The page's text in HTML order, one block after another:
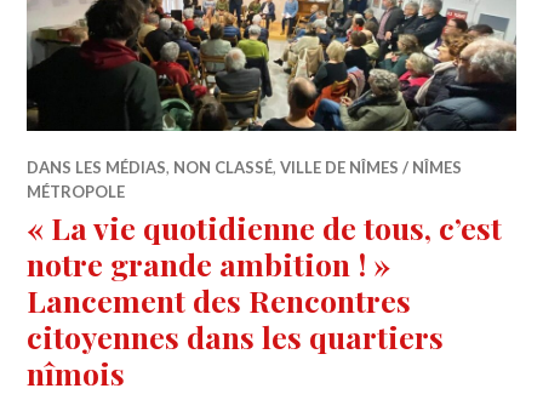
DANS LES MÉDIAS, NON CLASSÉ,VILLE DE NÎMES / NÎMES
MÉTROPOLE
« La vie quotidienne de tous, c’est
notre grande ambition ! »
Lancement des Rencontres
citoyennes dans les quartiers
nîmois